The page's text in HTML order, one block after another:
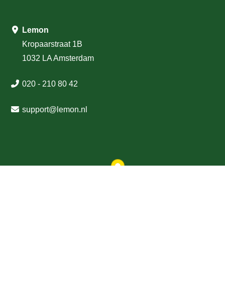
Lemon
Kropaarstraat 1B
1032 LA Amsterdam
020 - 210 80 42
support@ lemon.nl